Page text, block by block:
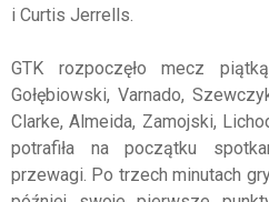
i Curtis Jerrells.
GTK rozpoczęło mecz
Gołębiowski, Varnado,
Clarke, Almeida, Zamojski,
potrafiła na początku
przewagi. Po trzech minutach